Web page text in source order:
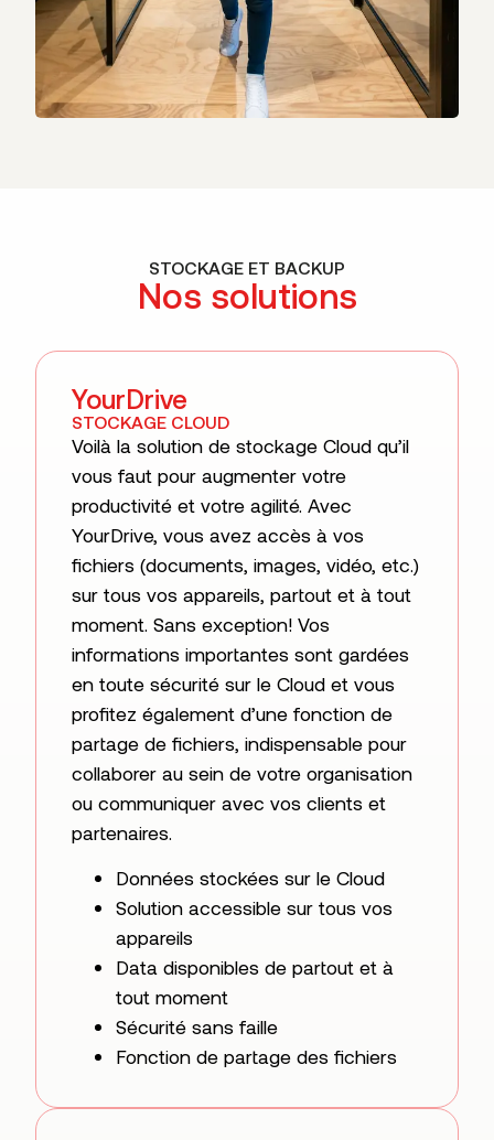
STOCKAGE ET BACKUP​
Nos solutions
YourDrive
STOCKAGE CLOUD
Voilà la solution de stockage Cloud qu’il
vous faut pour augmenter votre
productivité et votre agilité. Avec
YourDrive, vous avez accès à vos
fichiers (documents, images, vidéo, etc.)
sur tous vos appareils, partout et à tout
moment. Sans exception! Vos
informations importantes sont gardées
en toute sécurité sur le Cloud et vous
profitez également d’une fonction de
partage de fichiers, indispensable pour
collaborer au sein de votre organisation
ou communiquer avec vos clients et
partenaires.
Données stockées sur le Cloud
Solution accessible sur tous vos
appareils
Data disponibles de partout et à
tout moment
Sécurité sans faille
Fonction de partage des fichiers